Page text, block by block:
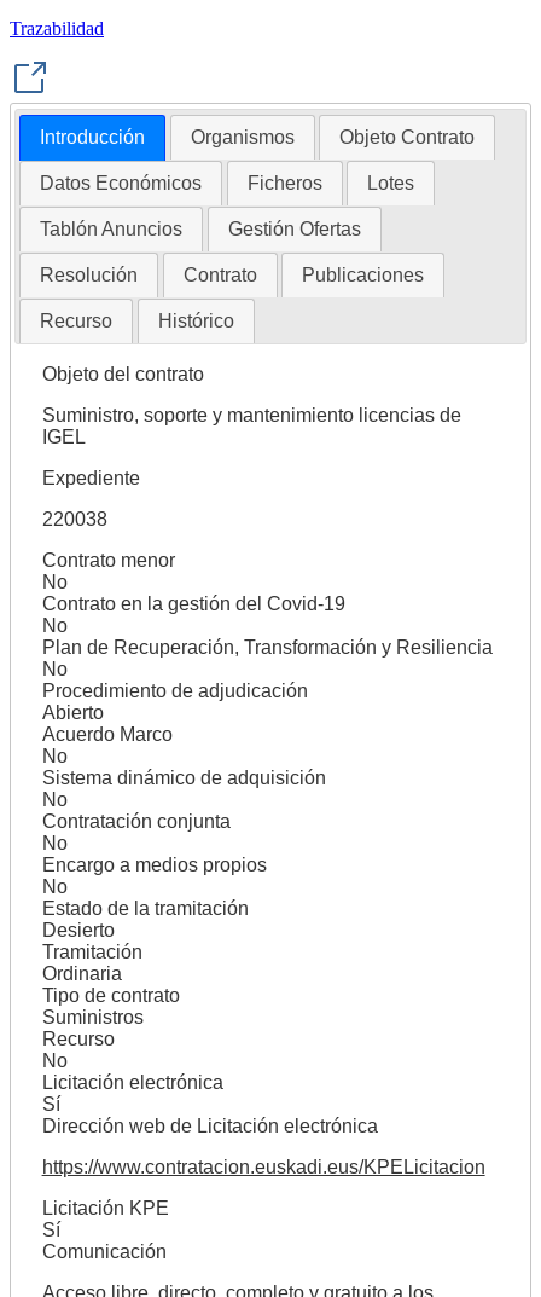
Trazabilidad
Introducción Organismos Objeto Contrato
Datos Económicos Ficheros Lotes
Tablón Anuncios Gestión Ofertas
Resolución Contrato Publicaciones
Recurso Histórico
Objeto del contrato
Suministro, soporte y mantenimiento licencias de
IGEL
Expediente
220038
Contrato menor
No
Contrato en la gestión del Covid-19
No
Plan de Recuperación, Transformación y Resiliencia
No
Procedimiento de adjudicación
Abierto
Acuerdo Marco
No
Sistema dinámico de adquisición
No
Contratación conjunta
No
Encargo a medios propios
No
Estado de la tramitación
Desierto
Tramitación
Ordinaria
Tipo de contrato
Suministros
Recurso
No
Licitación electrónica
Sí
Dirección web de Licitación electrónica
https://www.contratacion.euskadi.eus/KPELicitacion
Licitación KPE
Sí
Comunicación
Acceso libre, directo, completo y gratuito a los